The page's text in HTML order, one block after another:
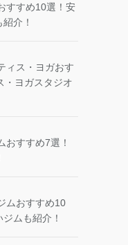
すすめ10選！安
介！
ィス・ヨガおす
・ヨガスタジオ
おすすめ7選！
ムおすすめ10
ムも紹介！